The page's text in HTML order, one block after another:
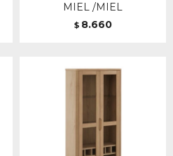
MIEL /MIEL
$ 8.660